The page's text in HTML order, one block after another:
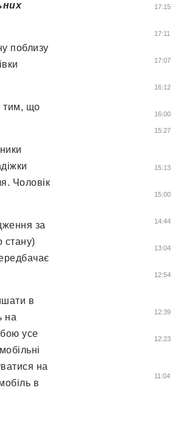
поблизу
тим, що
Чоловік
за
стану)
в
на
усе
на
в
17:15
17:11
17:07
16:12
16:00
15:27
15:13
15:00
14:44
13:04
12:54
12:39
12:23
11:04